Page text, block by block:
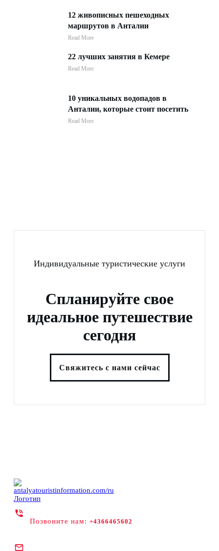
12 живописных пешеходных
маршрутов в Анталии
Read More
22 лучших занятия в Кемере
Read More
10 уникальных водопадов в
Анталии, которые стоит посетить
Read More
Индивидуальные туристические услуги
Спланируйте свое
идеальное путешествие
сегодня
Свяжитесь с нами сейчас
Позвоните нам: +4366465602